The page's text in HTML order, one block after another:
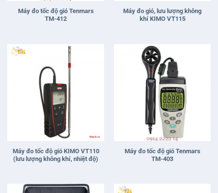
Máy đo tốc độ gió Tenmars
TM-412
Máy đo gió, lưu lượng không
khí KIMO VT115
Máy đo tốc độ gió KIMO VT110
(lưu lượng không khí, nhiệt độ)
Máy đo tốc độ gió Tenmars
TM-403